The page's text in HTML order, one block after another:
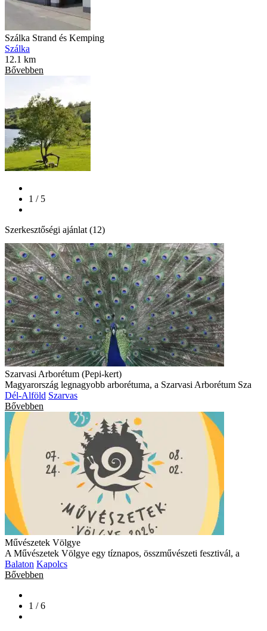
Szálka Strand és Kemping
Szálka
12.1 km
Bővebben
1 / 5
Szerkesztőségi ajánlat (12)
Szarvasi Arborétum (Pepi-kert)
Magyarország legnagyobb arborétuma, a Szarvasi Arborétum Sza
Dél-Alföld Szarvas
Bővebben
Művészetek Völgye
A Művészetek Völgye egy tíznapos, összművészeti fesztivál, a
Balaton Kapolcs
Bővebben
1 / 6